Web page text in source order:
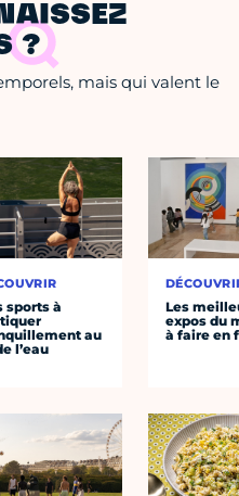
?
mais qui valent le
sports à
au
l’eau
Les
expos du
à faire en